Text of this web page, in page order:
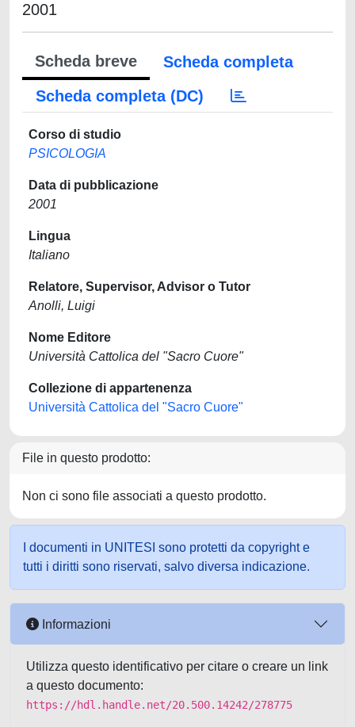
2001
Scheda breve
Scheda completa
Scheda completa (DC)
Corso di studio
PSICOLOGIA
Data di pubblicazione
2001
Lingua
Italiano
Relatore, Supervisor, Advisor o Tutor
Anolli, Luigi
Nome Editore
Università Cattolica del "Sacro Cuore"
Collezione di appartenenza
Università Cattolica del "Sacro Cuore"
File in questo prodotto:
Non ci sono file associati a questo prodotto.
I documenti in UNITESI sono protetti da copyright e
tutti i diritti sono riservati, salvo diversa indicazione.
Informazioni
Utilizza questo identificativo per citare o creare un link
a questo documento:
https://hdl.handle.net/20.500.14242/278775